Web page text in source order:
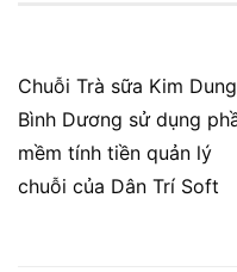
Chuỗi Trà sữa Kim Dung
Bình Dương sử dụng
mềm tính tiền quản lý
chuỗi của Dân Trí Soft